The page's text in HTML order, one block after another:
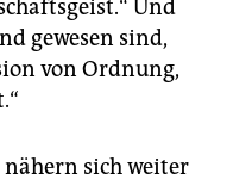
Und
gewesen sind,
von Ordnung,
sich weiter